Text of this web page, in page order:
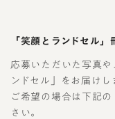
「笑顔とランドセル
応募いただいた写真
ンドセル」をお届けし
ご希望の場合は下記
さい。